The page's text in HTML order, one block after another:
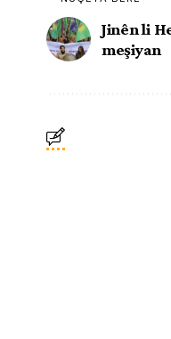
Jinên li
meşiyan